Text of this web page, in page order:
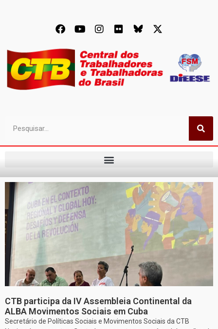
CTB participa da IV Assembleia Continental da
ALBA Movimentos Sociais em Cuba
Secretário de Políticas Sociais e Movimentos Sociais da CTB